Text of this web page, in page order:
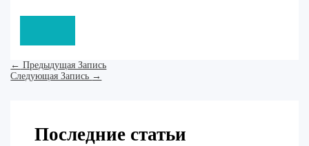
← Предыдущая Запись
Следующая Запись →
Последние статьи